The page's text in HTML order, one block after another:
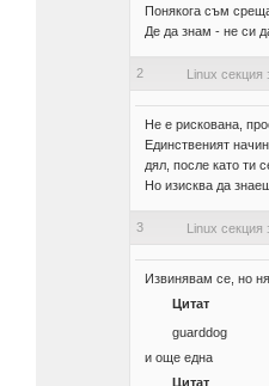
Понякога съм
Де да знам - не си
2 Linux секция
Не е рискована,
Единственият
дял, после като ти
Но изисква да
3 Linux секция
Извинявам се, но
Цитат
guarddog
и още една
Цитат